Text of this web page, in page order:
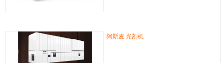
阿斯麦 光刻机